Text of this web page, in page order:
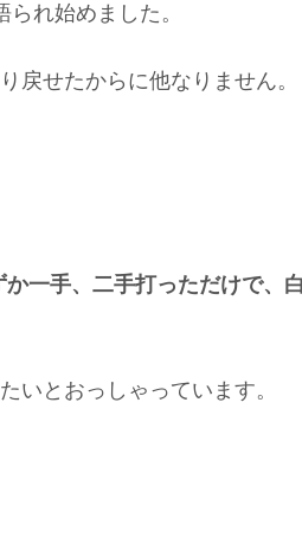
れ始めました。
戻せたからに他なりません。
一手、二手打っただけで、
いとおっしゃっています。